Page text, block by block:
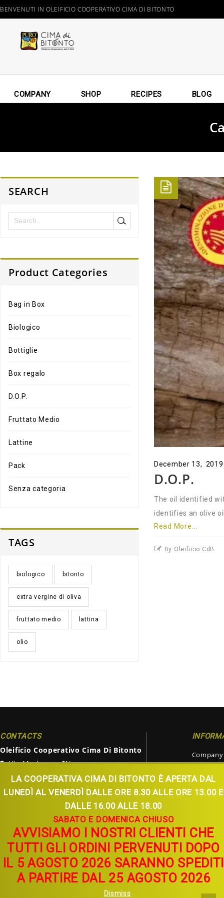
BENVENUTI IN OLEIFICIO COOPERATIVO CIMA DI BITONTO
COMPANY SHOP RECIPES BLOG
December 13, 2019
D.O.P.
The oil identified
identifies an olive
Read More...
By Oleificio CdB
SEARCH
Product Categories
Bag in Box
Biologico
Bottiglie
Box regalo
D.O.P.
Fruttato Medio
Lattine
Pack
Senza categoria
TAGS
biologico bitonto
extra vergine di oliva
fruttato medio lattina
olio
CONTACTS
Oleificio Cooperativo Cima Di Bitonto
Via Modugno, SN
70032 - Bitonto (BA)
+39 080 375 1703
info@oleificiocimadibitonto.it
Company
Services
Territory
Oleificio Cooperativo Cima Di Bitonto. Partita IVA
LA COOPERATIVA CIMA DI BITONTO È APERTA DAL
LUNEDÌ AL VENERDÌ DALLE ORE 8.30 ALLE ORE 13.00 E
DALLE 16.00 ALLE 18.00
SABATO E DOMENICA CHIUSO
AVVISIAMO I NOSTRI CLIENTI CHE
TUTTI GLI ORDINI PERVENUTI DOPO
IL 5 AGOSTO 2026 SARANNO SPEDITI
A PARTIRE DAL 25 AGOSTO 2026
Dismiss